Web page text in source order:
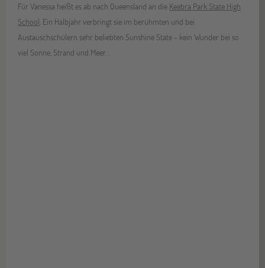
Für Vanessa heißt es ab nach Queensland an die Keebra Park State High
School. Ein Halbjahr verbringt sie im berühmten und bei
Austauschschülern sehr beliebten Sunshine State - kein Wunder bei so
viel Sonne, Strand und Meer. .